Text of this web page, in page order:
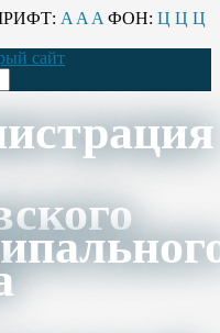
A A A ФОН: Ц Ц Ц
сайт